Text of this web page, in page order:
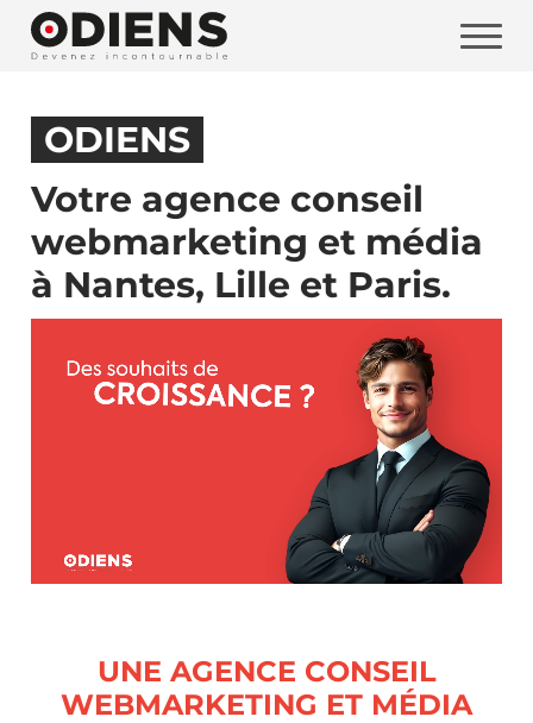
Vos coordonnées
ODIENS
Votre agence conseil
webmarketing et média
à Nantes, Lille et Paris.
UNE AGENCE CONSEIL
WEBMARKETING ET MÉDIA